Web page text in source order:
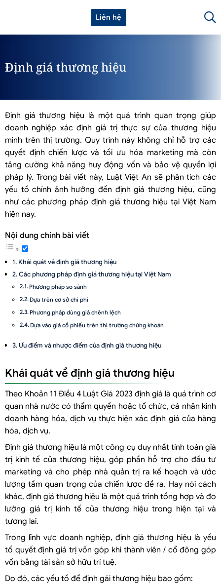
Liên hệ
Định giá thương hiệu
Định giá thương hiệu là một quá trình quan trọng giúp
doanh nghiệp xác định giá trị thực sự của thương hiệu
mình trên thị trường. Quy trình này không chỉ hỗ trợ các
quyết định chiến lược và tối ưu hóa marketing mà còn
tăng cường khả năng huy động vốn và bảo vệ quyền lợi
pháp lý. Trong bài viết này, Luật Việt An sẽ phân tích các
yếu tố chính ảnh hưởng đến định giá thương hiệu, cũng
như các phương pháp định giá thương hiệu tại Việt Nam
hiện nay.
Nội dung chính bài viết
Khái quát về định giá thương hiệu
Các phương pháp định giá thương hiệu tại Việt Nam
Phương pháp so sánh
Dựa trên cơ sở chi phí
Phương pháp dùng giá chênh lệch
Dựa vào giá cổ phiếu trên thị trường chứng khoán
Ưu điểm và nhược điểm của định giá thương hiệu
Nhược điểm của định giá thương hiệu
Dịch vụ định giá thương hiệu tại Luật Việt An
Khái quát về định giá thương hiệu
Theo Khoản 11 Điều 4 Luật Giá 2023 định giá là quá trình cơ
quan nhà nước có thẩm quyền hoặc tổ chức, cá nhân kinh
doanh hàng hóa, dịch vụ thực hiện xác định giá của hàng
hóa, dịch vụ.
Định giá thương hiệu là một công cụ duy nhất tính toán giá
trị kinh tế của thương hiệu, góp phần hỗ trợ cho đầu tư
marketing và cho phép nhà quản trị ra kế hoạch và ước
lượng tầm quan trọng của chiến lược đề ra. Hay nói cách
khác, định giá thương hiệu là một quá trình tổng hợp và đo
lường giá trị kinh tế của thương hiệu trong hiện tại và
tương lai.
Trong lĩnh vực doanh nghiệp, định giá thương hiệu là yếu
tố quyết định giá trị vốn góp khi thành viên / cổ đông góp
vốn bằng tài sản sở hữu trí tuệ.
Do đó, các yếu tố để định gái thương hiệu bao gồm: